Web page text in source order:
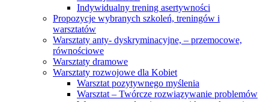
Indywidualny trening asertywności
Propozycje wybranych szkoleń, treningów i
warsztatów
Warsztaty anty- dyskryminacyjne, – przemocowe,
równościowe
Warsztaty dramowe
Warsztaty rozwojowe dla Kobiet
Warsztat pozytywnego myślenia
Warsztat – Twórcze rozwiązywanie problemów